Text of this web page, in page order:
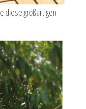
diese großartigen